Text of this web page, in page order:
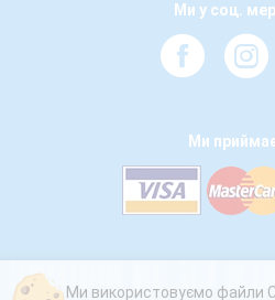
Ми у соц.
Ми
Ми використовуємо файли